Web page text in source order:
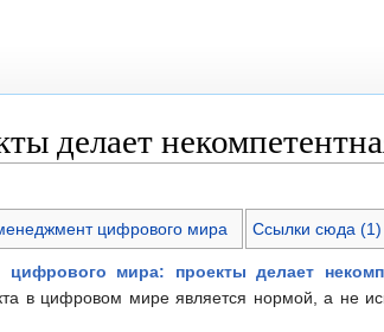
делает
цифрового мира Ссылки сюда
цифрового мира: проекты делает
в цифровом мире является нормой, а не